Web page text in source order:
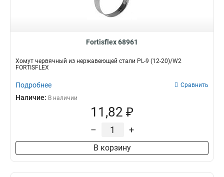
Fortisflex 68961
Хомут червячный из нержавеющей стали PL-9 (12-20)/W2
FORTISFLEX
Подробнее Сравнить
Наличие: В наличии
11,82 ₽
– +
В корзину